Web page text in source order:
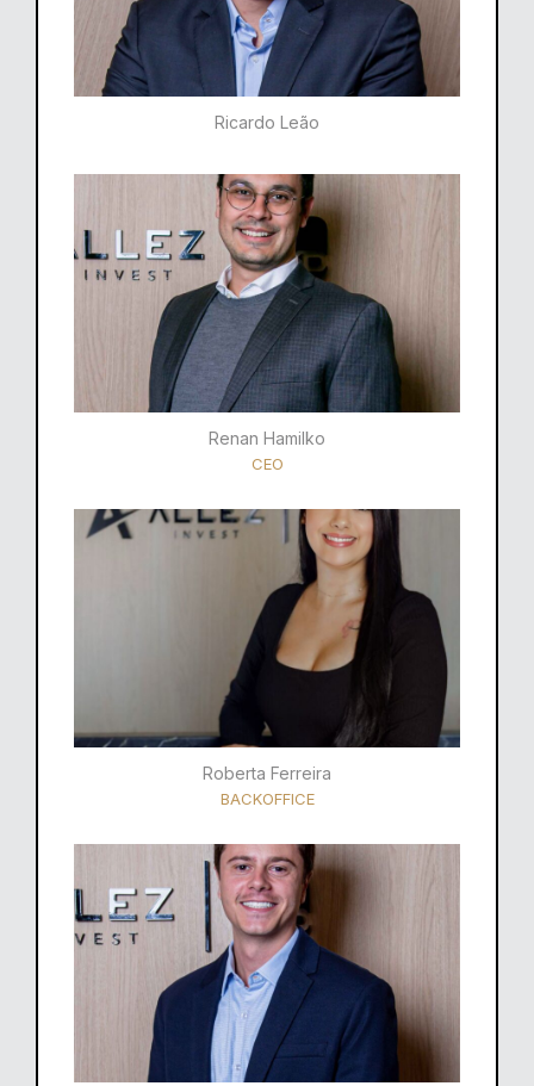
Ricardo Leão​
Renan Hamilko​
CEO
Roberta Ferreira
BACKOFFICE